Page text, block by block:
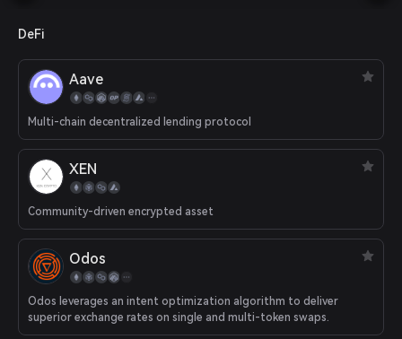
ภาษาไทย
हिन्दी
Español
Português (Brasil)
Español (Argentina)
DeFi
Aave
Multi-chain decentralized lending protocol
XEN
Community-driven encrypted asset
Odos
Odos leverages an intent optimization algorithm to deliver
superior exchange rates on single and multi-token swaps.